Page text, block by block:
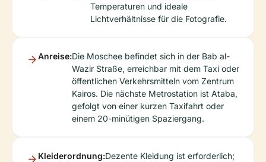
Temperaturen und ideale
Lichtverhältnisse für die Fotografie.
Anreise:Die Moschee befindet sich in der Bab al-
Wazir Straße, erreichbar mit dem Taxi oder
öffentlichen Verkehrsmitteln vom Zentrum
Kairos. Die nächste Metrostation ist Ataba,
gefolgt von einer kurzen Taxifahrt oder
einem 20-minütigen Spaziergang.
Kleiderordnung:Dezente Kleidung ist erforderlich;